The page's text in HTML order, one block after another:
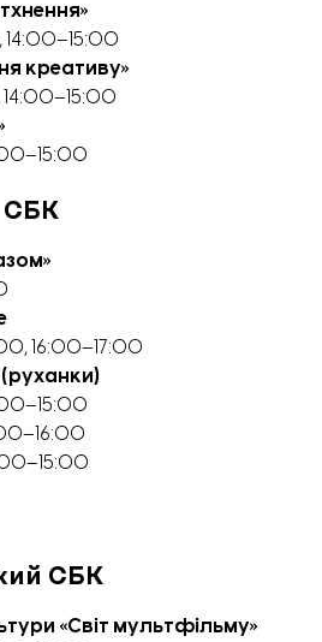
14:00–15:00
креативу»
14:00–15:00
СБК
16:00–17:00
(руханки)
СБК
«Світ мультфільму»